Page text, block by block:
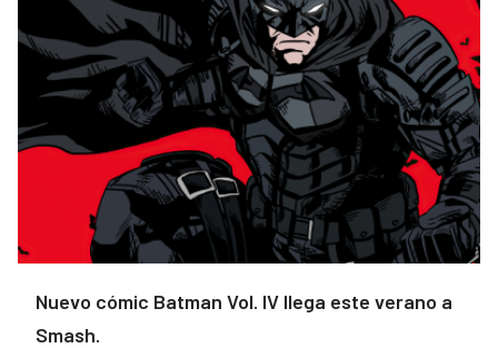
Nuevo cómic Batman Vol. IV llega este verano a
Smash.